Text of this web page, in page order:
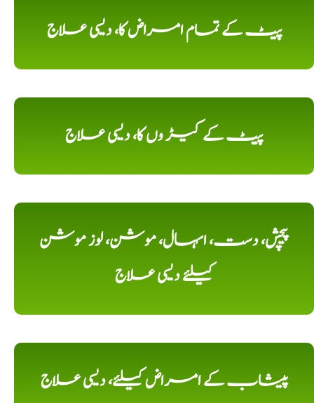
پیٹ کے تمام امراض کا، دیسی علاج
پیٹ کے کیڑ وں کا، دیسی علاج
پیچش، دست، اسہال، موشن، لوز موشن
کیلئے دیسی علاج
پیشاب کے امراض کیلئے، دیسی علاج